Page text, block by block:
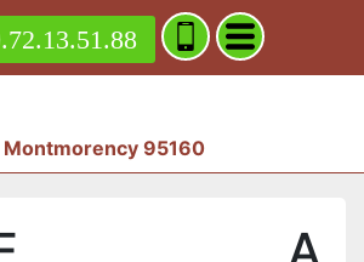
Montmorency 95160